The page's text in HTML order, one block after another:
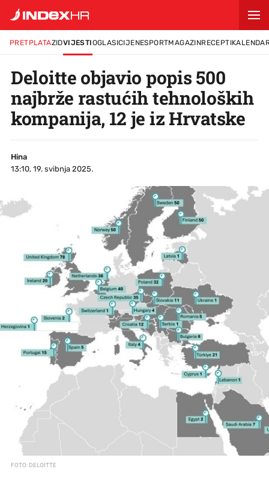
PRETPLATAZIDVIJESTIOGLASICIJENESPORTMAGAZINRECEPTI
Deloitte objavio popis 500
najbrže rastućih tehnoloških
kompanija, 12 je iz Hrvatske
Hina
13:10, 19. svibnja 2025.
FOTO: DELOITTE